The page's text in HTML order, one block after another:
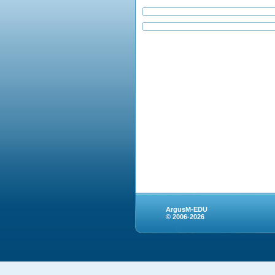
ArgusM-EDU
© 2006-2026